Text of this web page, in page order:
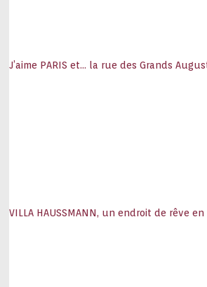
J’aime PARIS et… la rue des Grands
VILLA HAUSSMANN, un endroit de rêve